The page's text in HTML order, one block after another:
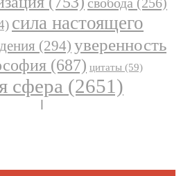
сила настоящего
(294) уверенность
(687) цитаты (59)
сфера (2651)
|